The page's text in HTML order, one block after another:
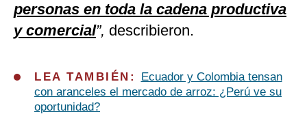
personas en toda la cadena productiva
y comercial”, describieron.
LEA TAMBIÉN:
Ecuador y Colombia tensan
con aranceles el mercado de arroz: ¿Perú ve su
oportunidad?